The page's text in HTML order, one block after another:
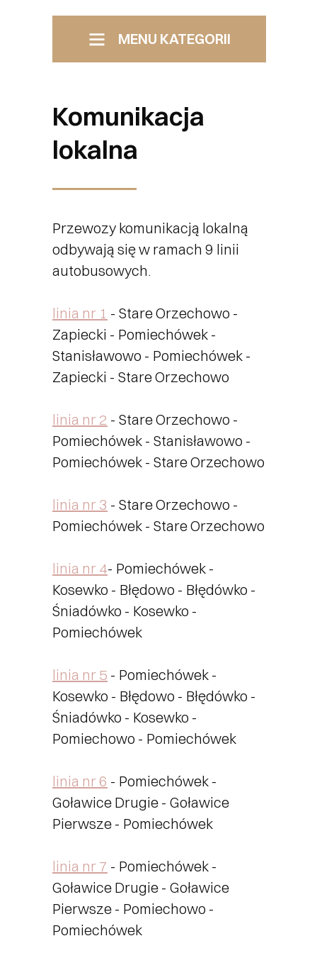
MENU KATEGORII
Samorząd Załatw sprawę
Kultura i edukacja
Ekologia i Środowisko
Kontakt z nami
Komunikacja
lokalna
Przewozy komunikacją lokalną
odbywają się w ramach 9 linii
autobusowych.
linia nr 1 - Stare Orzechowo -
Zapiecki - Pomiechówek -
Stanisławowo - Pomiechówek -
Zapiecki - Stare Orzechowo
linia nr 2 - Stare Orzechowo -
Pomiechówek - Stanisławowo -
Pomiechówek - Stare Orzechowo
linia nr 3 - Stare Orzechowo -
Pomiechówek - Stare Orzechowo
linia nr 4- Pomiechówek -
Kosewko - Błędowo - Błędówko -
Śniadówko - Kosewko -
Pomiechówek
linia nr 5 - Pomiechówek -
Kosewko - Błędowo - Błędówko -
Śniadówko - Kosewko -
Pomiechowo - Pomiechówek
linia nr 6 - Pomiechówek -
Goławice Drugie - Goławice
Pierwsze - Pomiechówek
linia nr 7 - Pomiechówek -
Goławice Drugie - Goławice
Pierwsze - Pomiechowo -
Pomiechówek